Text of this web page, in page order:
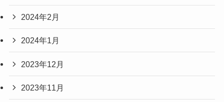
2024年2月
2024年1月
2023年12月
2023年11月